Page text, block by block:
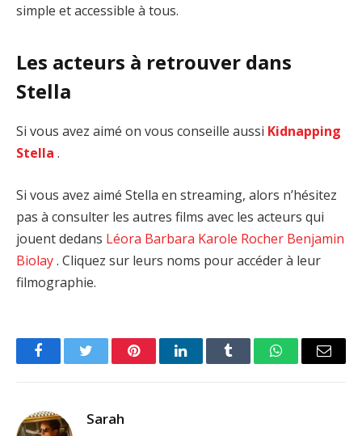
simple et accessible à tous.
Les acteurs à retrouver dans
Stella
Si vous avez aimé on vous conseille aussi Kidnapping
Stella .
Si vous avez aimé Stella en streaming, alors n’hésitez
pas à consulter les autres films avec les acteurs qui
jouent dedans Léora Barbara Karole Rocher Benjamin
Biolay. Cliquez sur leurs noms pour accéder à leur
filmographie.
FacebookTwitter PinterestLinkedInTumblr WhatsAppEmail
Sarah